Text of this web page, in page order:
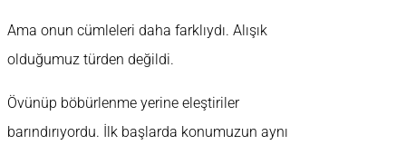
Ama onun cümleleri daha farklıydı. Alışık
olduğumuz türden değildi.
Övünüp böbürlenme yerine eleştiriler
barındırıyordu. İlk başlarda konumuzun aynı